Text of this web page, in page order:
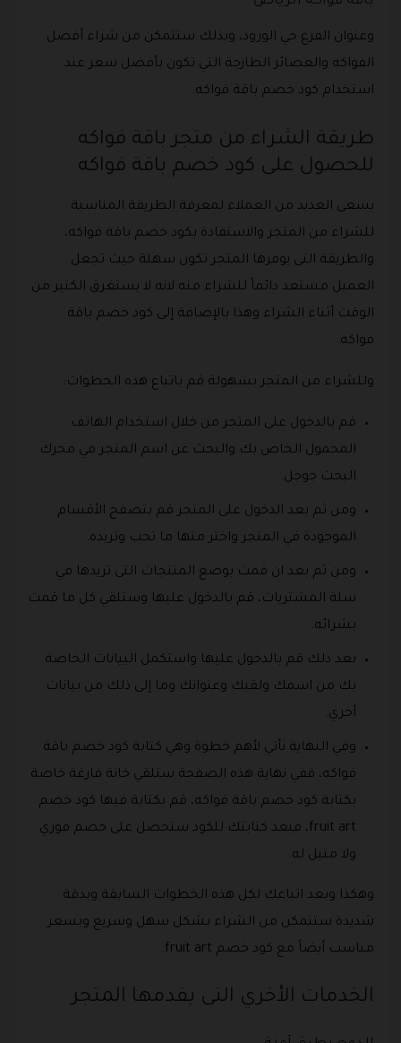
وعنوان الفرع حي الورود، وبذلك ستتمكن من شراء أفضل
الفواكه والعصائر الطازجة التي تكون بأفضل سعر عند
استخدام كود خصم باقة فواكه.
طريقة الشراء من متجر باقة فواكه
للحصول على كود خصم باقة فواكه
يسعى العديد من العملاء لمعرفة الطريقة المناسبة
للشراء من المتجر والاستفادة بكود خصم باقة فواكه،
والطريقة التى يوفرها المتجر تكون سهلة حيث تجعل
العميل مستعد دائماً للشراء منه لانه لا يستغرق الكثير من
الوقت أثناء الشراء وهذا بالإضافة إلى كود خصم باقة
فواكه.
وللشراء من المتجر بسهولة قم باتباع هذه الخطوات:
قم بالدخول على المتجر من خلال استخدام الهاتف
المحمول الخاص بك والبحث عن اسم المتجر في محرك
البحث جوجل.
ومن ثم بعد الدخول على المتجر قم بتصفح الأقسام
الموجودة في المتجر واختر منها ما تحب وتريده.
ومن ثم بعد ان قمت بوضع المنتجات التى تريدها في
سلة المشتريات، قم بالدخول عليها وستلقي كل ما قمت
بشرائه.
بعد ذلك قم بالدخول عليها واستكمل البيانات الخاصة
بك من اسمك ولقبك وعنوانك وما إلى ذلك من بيانات
أخري.
وفي النهاية نأتي لأهم خطوة وهي كتابة كود خصم باقة
فواكه، ففي نهاية هذه الصفحة ستلقي خانة فارغة خاصة
بكتابة كود خصم باقة فواكه، قم بكتابة فيها كود خصم
fruit art، فبعد كتابتك للكود ستحصل على خصم فوري
ولا مثيل له.
وهكذا وبعد اتباعك لكل هذه الخطوات السابقة وبدقة
شديدة ستتمكن من الشراء بشكل سهل وسريع وبسعر
مناسب أيضاً مع كود خصم fruit art.
الخدمات الأخري التى يقدمها المتجر